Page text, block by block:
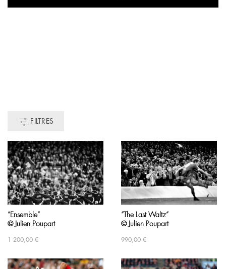
FILTRES
“Ensemble”
© Julien Poupart
1 200,00 €
“The Last Waltz”
© Julien Poupart
990,00 €